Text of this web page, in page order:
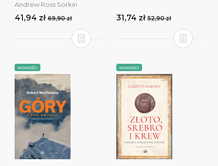
Andrew Ross Sorkin
41,94 zł 69,90 zł 31,74 zł 52,90 zł
NOWOŚCI NOWOŚCI